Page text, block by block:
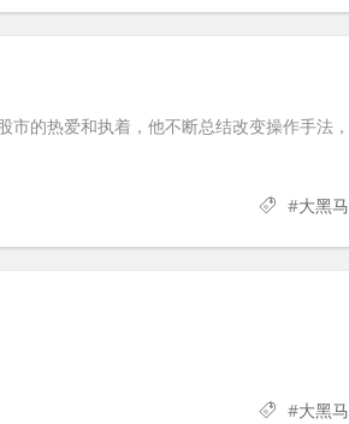
市的热爱和执着，他不断总结改变操作手法，
#大黑马
#大黑马